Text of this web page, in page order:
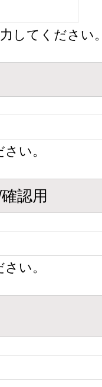
してください
い。
認用
い。